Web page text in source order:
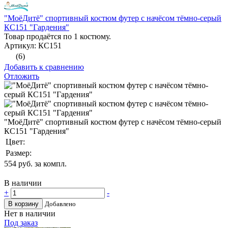
"МоёДитё" спортивный костюм футер с начёсом тёмно-серый
КС151 "Гардения"
Товар продаётся по 1 костюму.
Артикул: КС151
(6)
Добавить к сравнению
Отложить
"МоёДитё" спортивный костюм футер с начёсом тёмно-серый
КС151 "Гардения"
Цвет:
Размер:
554 руб. за компл.
В наличии
+
-
В корзину Добавлено
Нет в наличии
Под заказ